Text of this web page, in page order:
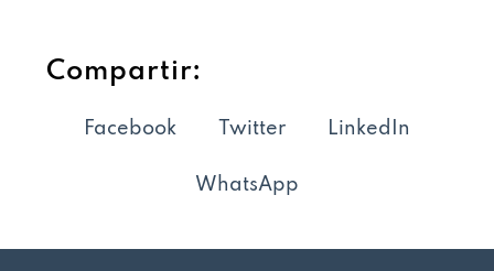
Compartir:
Facebook Twitter LinkedIn
WhatsApp